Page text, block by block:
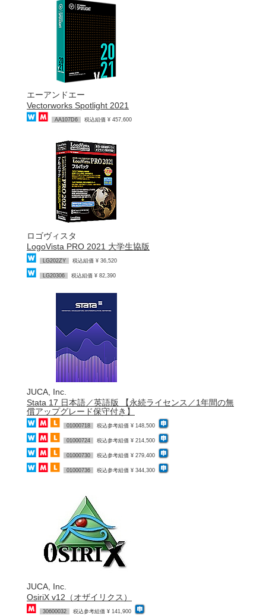
エーアンドエー
Vectorworks Spotlight 2021
AA107D6 税込組価 ¥ 457,600
ロゴヴィスタ
LogoVista PRO 2021 大学生協版
LG202ZY 税込組価 ¥ 36,520
LG20306 税込組価 ¥ 82,390
JUCA, Inc.
Stata 17 日本語／英語版 【永続ライセンス／1年間の無
償アップグレード保守付き】
01000718 税込参考組価 ¥ 148,500
01000724 税込参考組価 ¥ 214,500
01000730 税込参考組価 ¥ 279,400
01000736 税込参考組価 ¥ 344,300
JUCA, Inc.
OsiriX v12（オザイリクス）
30600032 税込参考組価 ¥ 141,900